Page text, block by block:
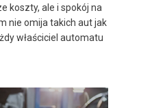
koszty, ale i spokój na
nie omija takich aut jak
właściciel automatu